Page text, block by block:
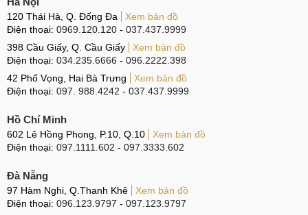
120 Thái Hà, Q. Đống Đa
Xem bản đồ
Điện thoại: 0969.120.120 - 037.437.9999
398 Cầu Giấy, Q. Cầu Giấy
Xem bản đồ
Điện thoại: 034.235.6666 - 096.2222.398
42 Phố Vọng, Hai Bà Trưng
Xem bản đồ
Điện thoại: 097. 988.4242 - 037.437.9999
Hồ Chí Minh
602 Lê Hồng Phong, P.10, Q.10
Xem bản đồ
Điện thoại: 097.1111.602 - 097.3333.602
Đà Nẵng
97 Hàm Nghi, Q.Thanh Khê
Xem bản đồ
Điện thoại: 096.123.9797 - 097.123.9797